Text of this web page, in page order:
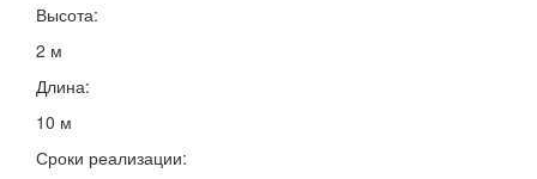
Высота:
2 м
Длина:
10 м
Сроки реализации: